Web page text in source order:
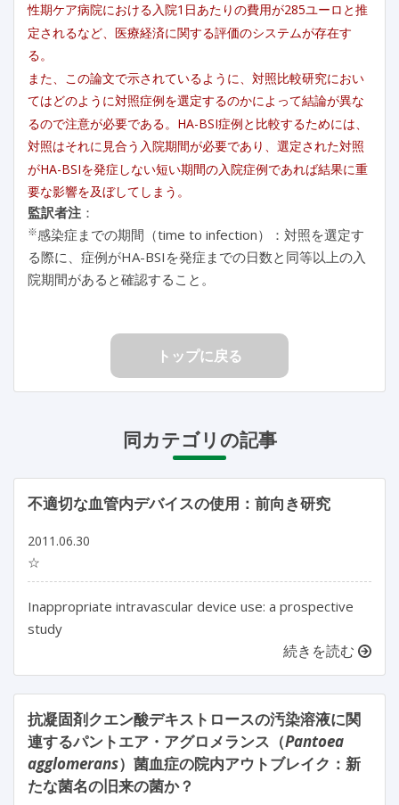
性期ケア病院における入院1日あたりの費用が285ユーロと推
定されるなど、医療経済に関する評価のシステムが存在す
る。
また、この論文で示されているように、対照比較研究におい
てはどのように対照症例を選定するのかによって結論が異な
るので注意が必要である。HA-BSI症例と比較するためには、
対照はそれに見合う入院期間が必要であり、選定された対照
がHA-BSIを発症しない短い期間の入院症例であれば結果に重
要な影響を及ぼしてしまう。
監訳者注 ：
※感染症までの期間（time to infection）：対照を選定す
る際に、症例がHA-BSIを発症までの日数と同等以上の入
院期間があると確認すること。
トップに戻る
同カテゴリの記事
不適切な血管内デバイスの使用：前向き研究
2011.06.30
☆
Inappropriate intravascular device use: a prospective
study
続きを読む
抗凝固剤クエン酸デキストロースの汚染溶液に関
連するパントエア・アグロメランス（Pantoea
agglomerans）菌血症の院内アウトブレイク：新
たな菌名の旧来の菌か？